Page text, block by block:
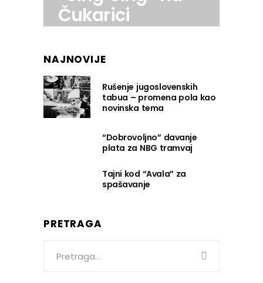
Čukarici
NAJNOVIJE
Rušenje jugoslovenskih
tabua – promena pola kao
novinska tema
“Dobrovoljno” davanje
plata za NBG tramvaj
Tajni kod “Avala” za
spašavanje
PRETRAGA